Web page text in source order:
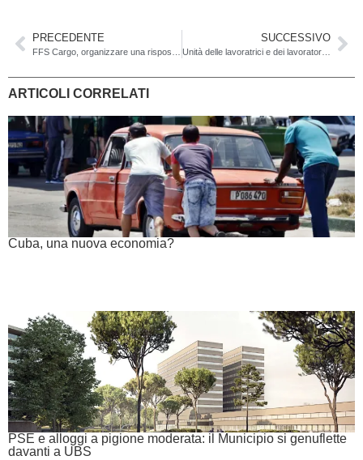
PRECEDENTE SUCCESSIVO
Unità delle lavoratrici e dei lavoratori contro l’iniziativa xenofoba dell’UDC!
ARTICOLI CORRELATI
Cuba, una nuova economia?
PSE e alloggi a pigione moderata: il Municipio si genuflette
davanti a UBS